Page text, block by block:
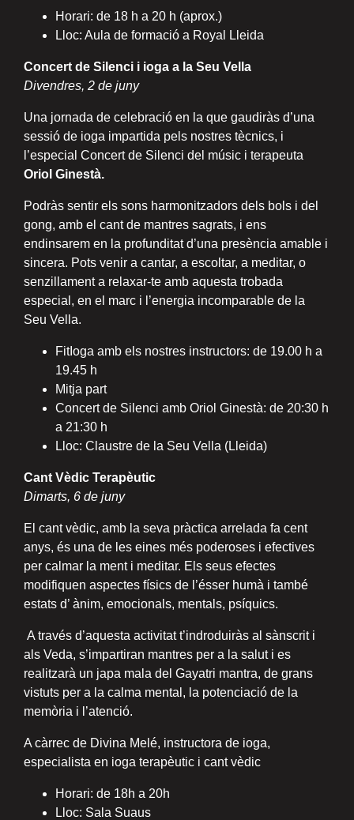
Horari: de 18 h a 20 h (aprox.)
Lloc: Aula de formació a Royal Lleida
Concert de Silenci i ioga a la Seu Vella
Divendres, 2 de juny
Una jornada de celebració en la que gaudiràs d’una
sessió de ioga impartida pels nostres tècnics, i
l’especial Concert de Silenci del músic i terapeuta
Oriol Ginestà.
Podràs sentir els sons harmonitzadors dels bols i del
gong, amb el cant de mantres sagrats, i ens
endinsarem en la profunditat d’una presència amable i
sincera. Pots venir a cantar, a escoltar, a meditar, o
senzillament a relaxar-te amb aquesta trobada
especial, en el marc i l’energia incomparable de la
Seu Vella.
FitIoga amb els nostres instructors: de 19.00 h a
19.45 h
Mitja part
Concert de Silenci amb Oriol Ginestà: de 20:30 h
a 21:30 h
Lloc: Claustre de la Seu Vella (Lleida)
Cant Vèdic Terapèutic
Dimarts, 6 de juny
El cant vèdic, amb la seva pràctica arrelada fa cent
anys, és una de les eines més poderoses i efectives
per calmar la ment i meditar. Els seus efectes
modifiquen aspectes físics de l’ésser humà i també
estats d’ ànim, emocionals, mentals, psíquics.
A través d’aquesta activitat t’indroduiràs al sànscrit i
als Veda, s’impartiran mantres per a la salut i es
realitzarà un japa mala del Gayatri mantra, de grans
vistuts per a la calma mental, la potenciació de la
memòria i l’atenció.
A càrrec de Divina Melé, instructora de ioga,
especialista en ioga terapèutic i cant vèdic
Horari: de 18h a 20h
Lloc: Sala Suaus